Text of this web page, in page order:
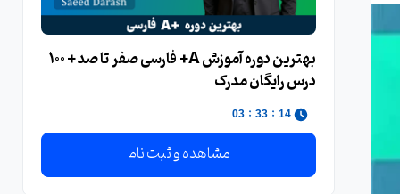
بهترین دوره آموزش A+ فارسی صفر تا صد + 100
درس رایگان مدرک
14
:
33
:
01
مشاهده و ثبت نام